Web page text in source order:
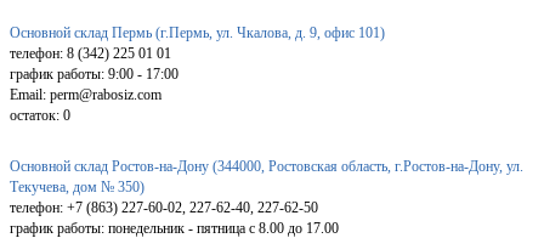
Основной склад Пермь (г.Пермь, ул. Чкалова, д. 9, офис 101)
телефон: 8 (342) 225 01 01
график работы: 9:00 - 17:00
Email: perm@rabosiz.com
остаток: 0
Основной склад Ростов-на-Дону (344000, Ростовская область, г.Ростов-на-Дону, ул.
Текучева, дом № 350)
телефон: +7 (863) 227-60-02, 227-62-40, 227-62-50
график работы: понедельник - пятница с 8.00 до 17.00